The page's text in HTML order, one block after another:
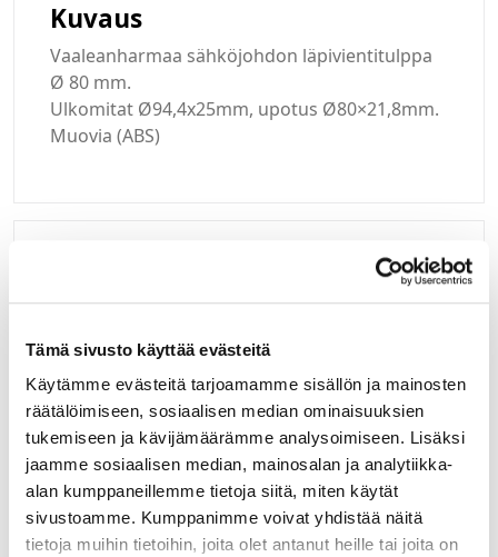
Tämä sivusto käyttää evästeitä
Käytämme evästeitä tarjoamamme sisällön ja mainosten
räätälöimiseen, sosiaalisen median ominaisuuksien
tukemiseen ja kävijämäärämme analysoimiseen. Lisäksi
jaamme sosiaalisen median, mainosalan ja analytiikka-
alan kumppaneillemme tietoja siitä, miten käytät
sivustoamme. Kumppanimme voivat yhdistää näitä
tietoja muihin tietoihin, joita olet antanut heille tai joita on
Kuvaus
Vaaleanharmaa sähköjohdon läpivientitulppa
Ø 80 mm.
Ulkomitat Ø94,4x25mm, upotus Ø80×21,8mm.
Muovia (ABS)
Jos teillä ei vielä ole avattuna tunnuksia
verkkokauppaamme, niin olkaa yhteydessä
mail@helatukku.com
Määrä pakkauksessa:
10
Yksikkö: